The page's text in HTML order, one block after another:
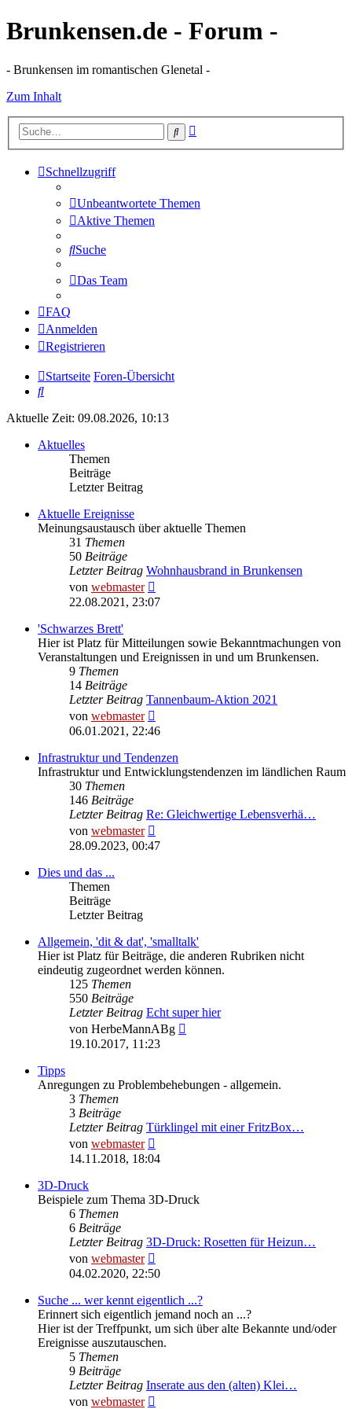
Brunkensen.de - Forum -
- Brunkensen im romantischen Glenetal -
Zum Inhalt
Suche
Schnellzugriff
Unbeantwortete Themen
Aktive Themen
Suche
Das Team
FAQ
Anmelden
Registrieren
Startseite Foren-Übersicht
Suche
Aktuelle Zeit: 09.08.2026, 10:13
Aktuelles
Themen
Beiträge
Letzter Beitrag
Aktuelle Ereignisse
Meinungsaustausch über aktuelle Themen
31 Themen
50 Beiträge
Letzter Beitrag Wohnhausbrand in Brunkensen
von webmaster
Beitrag
22.08.2021, 23:07
'Schwarzes Brett'
Hier ist Platz für Mitteilungen sowie Bekanntmachungen von
Veranstaltungen und Ereignissen in und um Brunkensen.
9 Themen
14 Beiträge
Letzter Beitrag Tannenbaum-Aktion 2021
von webmaster
Beitrag
06.01.2021, 22:46
Infrastruktur und Tendenzen
Infrastruktur und Entwicklungstendenzen im ländlichen Raum
30 Themen
146 Beiträge
Letzter Beitrag Re: Gleichwertige Lebensverhä…
von webmaster
Beitrag
28.09.2023, 00:47
Dies und das ...
Themen
Beiträge
Letzter Beitrag
Allgemein, 'dit & dat', 'smalltalk'
Hier ist Platz für Beiträge, die anderen Rubriken nicht
eindeutig zugeordnet werden können.
125 Themen
550 Beiträge
Letzter Beitrag Echt super hier
von HerbeMannABg
19.10.2017, 11:23
Tipps
Anregungen zu Problembehebungen - allgemein.
3 Themen
3 Beiträge
Letzter Beitrag Türklingel mit einer FritzBox…
von webmaster
Beitrag
14.11.2018, 18:04
3D-Druck
Beispiele zum Thema 3D-Druck
6 Themen
6 Beiträge
Letzter Beitrag 3D-Druck: Rosetten für Heizun…
von webmaster
Beitrag
04.02.2020, 22:50
Suche ... wer kennt eigentlich ...?
Erinnert sich eigentlich jemand noch an ...?
Hier ist der Treffpunkt, um sich über alte Bekannte und/oder
Ereignisse auszutauschen.
5 Themen
9 Beiträge
Letzter Beitrag Inserate aus den (alten) Klei…
von webmaster